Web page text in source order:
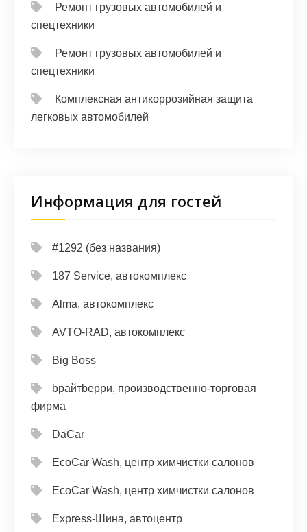
Ремонт грузовых автомобилей и
спецтехники
Ремонт грузовых автомобилей и
спецтехники
Комплексная антикоррозийная защита
легковых автомобилей
Информация для гостей
#1292 (без названия)
187 Service, автокомплекс
Alma, автокомплекс
AVTO-RAD, автокомплекс
Big Boss
bрайтbерри, производственно-торговая
фирма
DaCar
EcoCar Wash, центр химчистки салонов
EcoCar Wash, центр химчистки салонов
Express-Шина, автоцентр